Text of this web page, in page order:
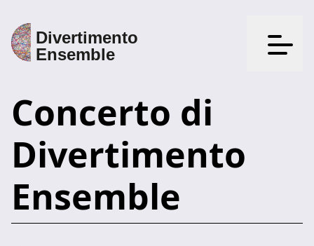
Apri il
Concerto di
Divertimento
Ensemble